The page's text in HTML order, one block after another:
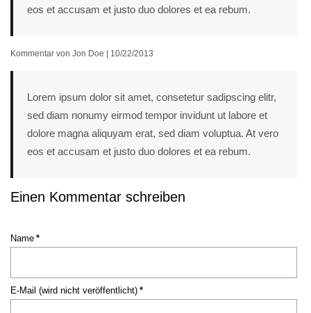
eos et accusam et justo duo dolores et ea rebum.
Kommentar von Jon Doe | 10/22/2013
Lorem ipsum dolor sit amet, consetetur sadipscing elitr,
sed diam nonumy eirmod tempor invidunt ut labore et
dolore magna aliquyam erat, sed diam voluptua. At vero
eos et accusam et justo duo dolores et ea rebum.
Einen Kommentar schreiben
Pflichtfeld
Name *
Pflichtfeld
E-Mail (wird nicht veröffentlicht) *